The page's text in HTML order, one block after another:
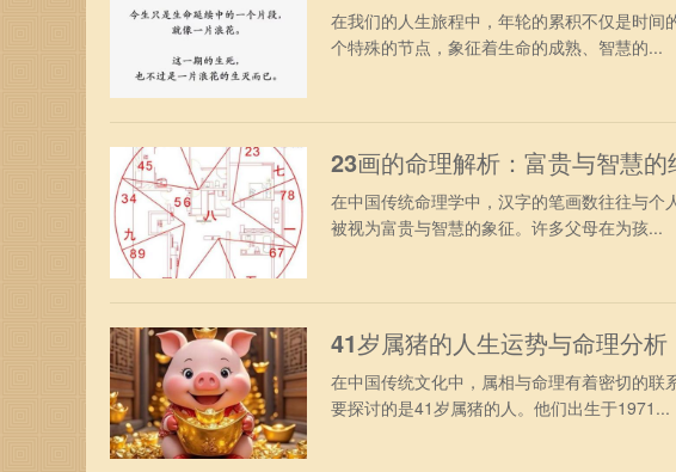
在我们的人生旅程中，年轮的累积不仅是时
个特殊的节点，象征着生命的成熟、智慧的...
23画的命理解析：富贵与智慧的
在中国传统命理学中，汉字的笔画数往往与个
被视为富贵与智慧的象征。许多父母在为孩...
41岁属猪的人生运势与命理分
在中国传统文化中，属相与命理有着密切的
要探讨的是41岁属猪的人。他们出生于1971...